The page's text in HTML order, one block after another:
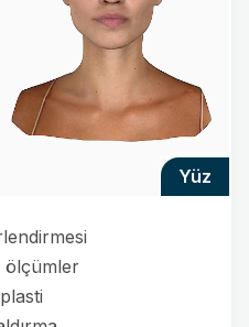
yüz
ölçümler